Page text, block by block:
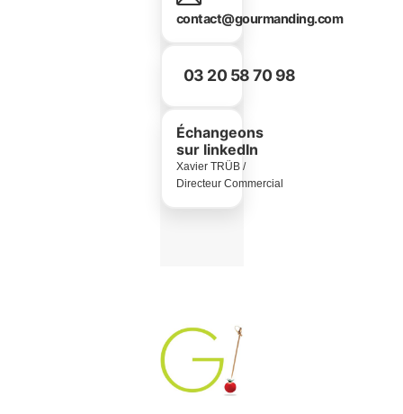
contact@gourmanding.com
03 20 58 70 98
Échangeons
sur linkedIn
Xavier TRÜB /
Directeur Commercial